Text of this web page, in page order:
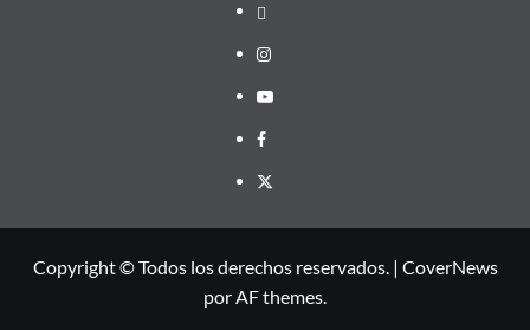
threads
Instagram
Youtube
Facebook
X
Copyright © Todos los derechos reservados. | CoverNews
por AF themes.